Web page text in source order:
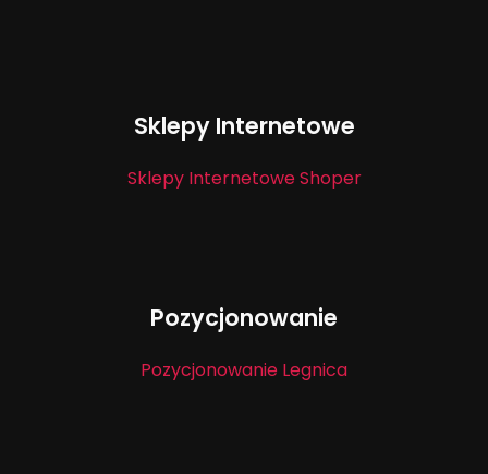
Sklepy Internetowe
Sklepy Internetowe Shoper
Pozycjonowanie
Pozycjonowanie Legnica